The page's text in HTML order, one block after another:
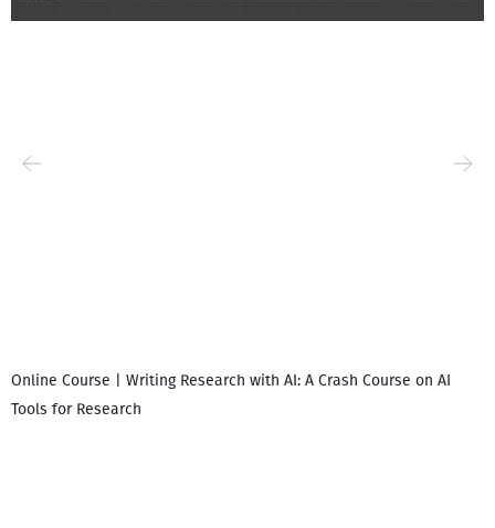
Online Course | Writing Research with AI: A Crash Course on AI
Tools for Research